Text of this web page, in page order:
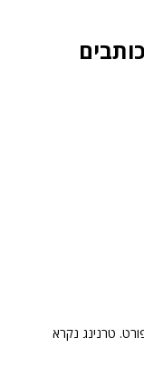
טרנינג נקרא